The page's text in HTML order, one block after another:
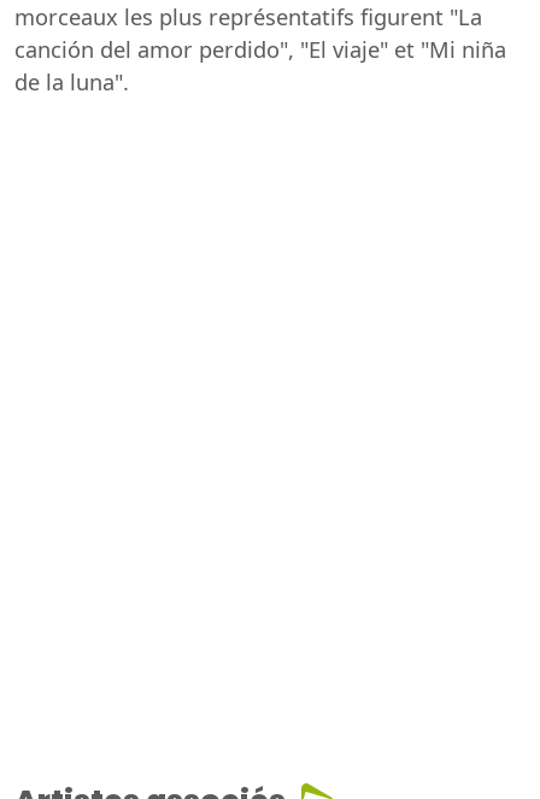
morceaux les plus représentatifs figurent "La
canción del amor perdido", "El viaje" et "Mi niña
de la luna".